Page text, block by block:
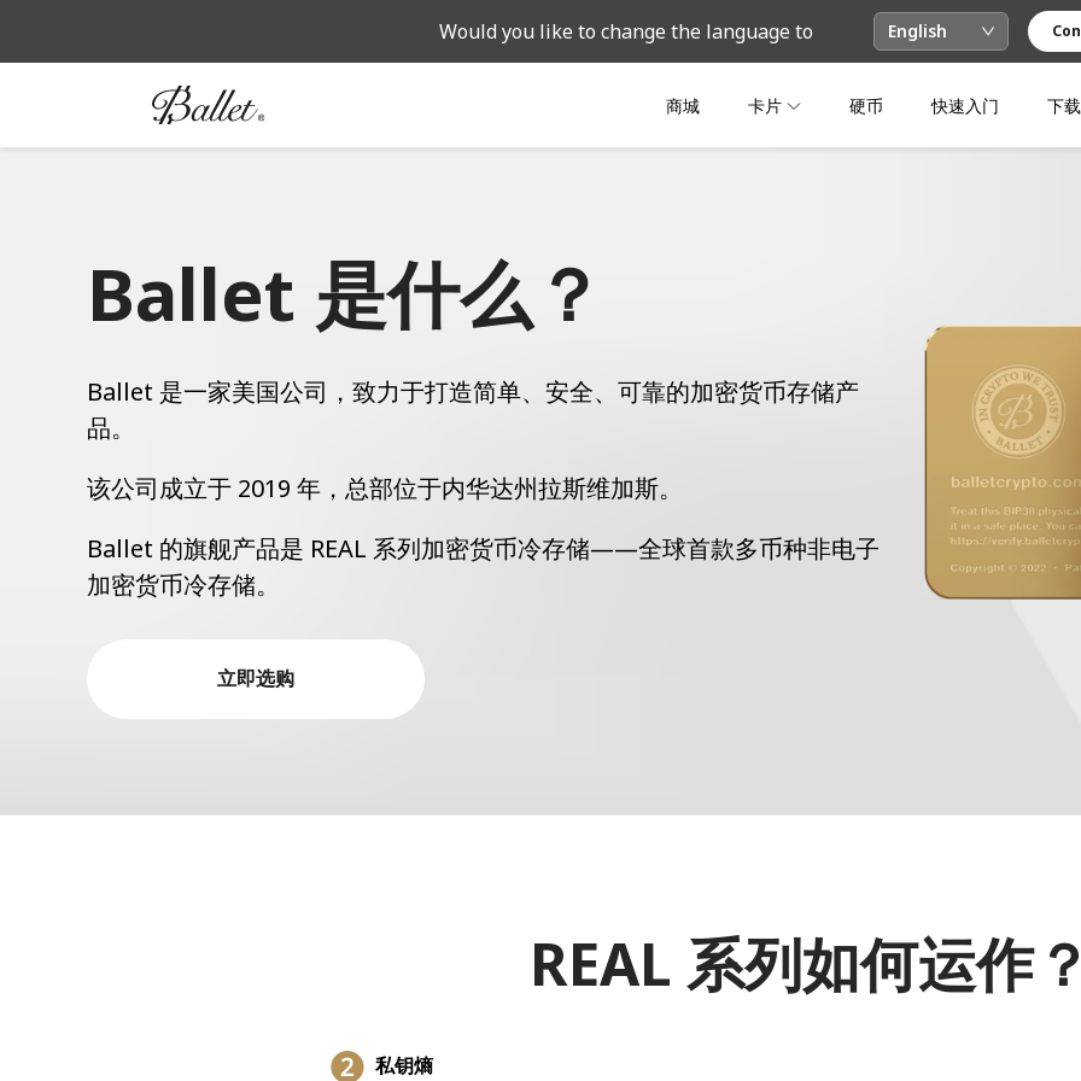
Would you like to change the language to English
商城 卡片 硬币 快速入门 下
Ballet 是什么？
Ballet 是一家美国公司，致力于打造简单、安全、可靠的加密货币存储产
品。
该公司成立于 2019 年，总部位于内华达州拉斯维加斯。
Ballet 的旗舰产品是 REAL 系列加密货币冷存储——全球首款多币种非电子
加密货币冷存储。
立即选购
REAL 系列如何运作
私钥熵